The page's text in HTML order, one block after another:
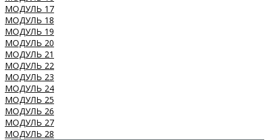
МОДУЛЬ 17
МОДУЛЬ 18
МОДУЛЬ 19
МОДУЛЬ 20
МОДУЛЬ 21
МОДУЛЬ 22
МОДУЛЬ 23
МОДУЛЬ 24
МОДУЛЬ 25
МОДУЛЬ 26
МОДУЛЬ 27
МОДУЛЬ 28